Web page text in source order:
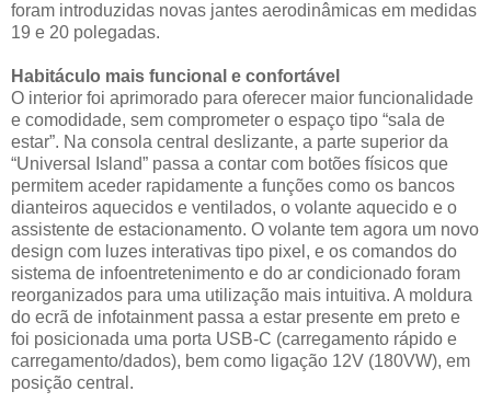
foram introduzidas novas jantes aerodinâmicas em medidas
19 e 20 polegadas.
Habitáculo mais funcional e confortável
O interior foi aprimorado para oferecer maior funcionalidade
e comodidade, sem comprometer o espaço tipo “sala de
estar”. Na consola central deslizante, a parte superior da
“Universal Island” passa a contar com botões físicos que
permitem aceder rapidamente a funções como os bancos
dianteiros aquecidos e ventilados, o volante aquecido e o
assistente de estacionamento. O volante tem agora um novo
design com luzes interativas tipo pixel, e os comandos do
sistema de infoentretenimento e do ar condicionado foram
reorganizados para uma utilização mais intuitiva. A moldura
do ecrã de infotainment passa a estar presente em preto e
foi posicionada uma porta USB-C (carregamento rápido e
carregamento/dados), bem como ligação 12V (180VW), em
posição central.